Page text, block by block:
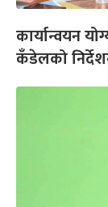
कार्यान्वयन
कँडेलको